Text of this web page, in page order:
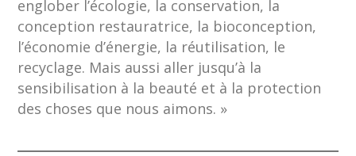
englober l’écologie, la conservation, la
conception restauratrice, la bioconception,
l’économie d’énergie, la réutilisation, le
recyclage. Mais aussi aller jusqu’à la
sensibilisation à la beauté et à la protection
des choses que nous aimons. »